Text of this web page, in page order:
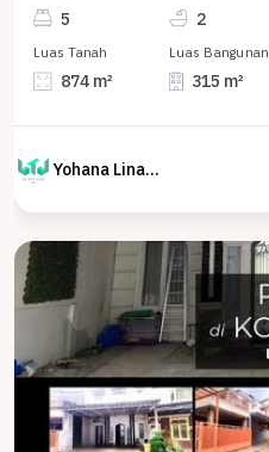
5 2
Luas Tanah
874 m²
Luas Bangunan
315 m²
Yohana Linawati Sutanto